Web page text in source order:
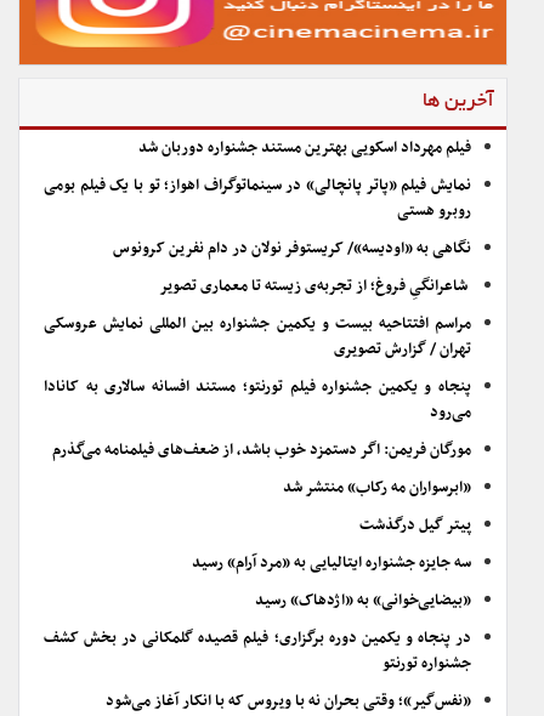
آخرین ها
فیلم مهرداد اسکویی بهترین مستند جشنواره دوربان شد
نمایش فیلم «پاتر پانچالی» در سینماتوگراف اهواز؛ تو با یک فیلم بومی
روبرو هستی
نگاهی به «اودیسه»/ کریستوفر نولان در دام نفرین کرونوس
شاعرانگیِ فروغ؛ از تجربه‌ی زیسته تا معماری تصویر
مراسم افتتاحیه بیست و یکمین جشنواره بین المللی نمایش عروسکی
تهران / گزارش تصویری
پنجاه و یکمین جشنواره فیلم تورنتو؛ مستند افسانه سالاری به کانادا
می‌رود
مورگان فریمن: اگر دستمزد خوب باشد، از ضعف‌های فیلمنامه می‌گذرم
«ابرسواران مه رکاب» منتشر شد
پیتر گیل درگذشت
سه جایزه جشنواره ایتالیایی به «مرد آرام» رسید
«بیضایی‌خوانی» به «اژدهاک» رسید
در پنجاه و یکمین دوره برگزاری؛ فیلم قصیده گلمکانی در بخش کشف
جشنواره تورنتو
«نفس‌گیر»؛ وقتی بحران نه با ویروس که با انکار آغاز می‌شود